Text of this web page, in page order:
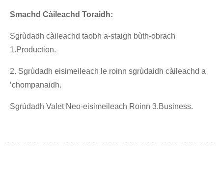
Smachd Càileachd Toraidh:
Sgrùdadh càileachd taobh a-staigh bùth-obrach
1.Production.
2. Sgrùdadh eisimeileach le roinn sgrùdaidh càileachd a
’chompanaidh.
Sgrùdadh Valet Neo-eisimeileach Roinn 3.Business.